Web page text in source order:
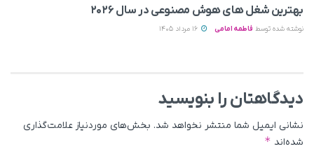
بهترین شغل های هوش مصنوعی در سال ۲۰۲۶
نوشته شده توسط فاطمه امامی
دیدگاهتان را بنویسید
نشانی ایمیل شما منتشر نخواهد شد. بخش‌های موردنیاز علامت‌گذاری
شده‌اند *